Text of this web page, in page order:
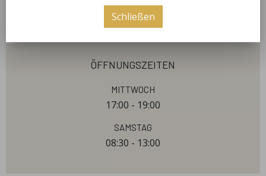
öffnungszeiten
Mittwoch
17:00 - 19:00
Samstag
08:30 - 13:00
Schließen